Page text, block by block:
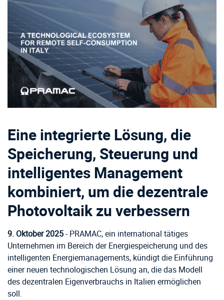
Eine integrierte Lösung, die
Speicherung, Steuerung und
intelligentes Management
kombiniert, um die dezentrale
Photovoltaik zu verbessern
9. Oktober 2025- PRAMAC, ein international tätiges
Unternehmen im Bereich der Energiespeicherung und des
intelligenten Energiemanagements, kündigt die Einführung
einer neuen technologischen Lösung an, die das Modell
des dezentralen Eigenverbrauchs in Italien ermöglichen
soll.